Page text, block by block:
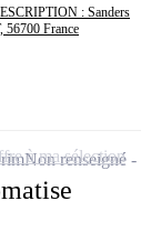
: Sanders
France
Non renseigné
à ma sélection